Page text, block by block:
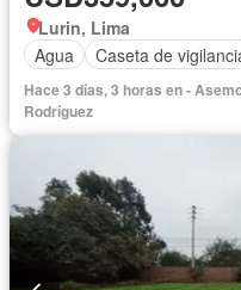
Lurin, Lima
Agua
Caseta de
Hace 3 días, 3 horas en -
Rodríguez